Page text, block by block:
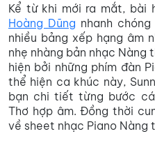
Kể từ khi mới ra mắt, bài
Hoàng Dũng nhanh
nhiều bảng xếp hạng âm
nhẹ nhàng bản nhạc
hiện bởi những phím đàn
thể hiện ca khúc này,
bạn chi tiết từng bước
Thơ hợp âm. Đồng thời
về sheet nhạc Piano Nàng